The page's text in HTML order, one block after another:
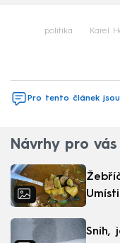
politika Karel
Pro tento článek
Návrhy pro vás
Sníh,